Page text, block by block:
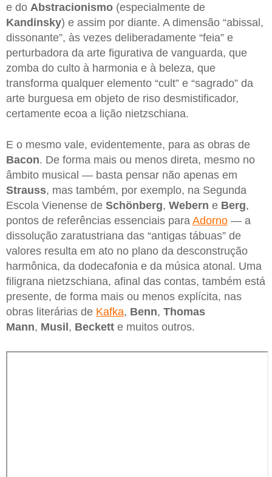
e do Abstracionismo (especialmente de
Kandinsky) e assim por diante. A dimensão “abissal,
dissonante”, às vezes deliberadamente “feia” e
perturbadora da arte figurativa de vanguarda, que
zomba do culto à harmonia e à beleza, que
transforma qualquer elemento “cult” e “sagrado” da
arte burguesa em objeto de riso desmistificador,
certamente ecoa a lição nietzschiana.
E o mesmo vale, evidentemente, para as obras de
Bacon. De forma mais ou menos direta, mesmo no
âmbito musical — basta pensar não apenas em
Strauss, mas também, por exemplo, na Segunda
Escola Vienense de Schönberg, Webern e Berg,
pontos de referências essenciais para Adorno — a
dissolução zaratustriana das “antigas tábuas” de
valores resulta em ato no plano da desconstrução
harmônica, da dodecafonia e da música atonal. Uma
filigrana nietzschiana, afinal das contas, também está
presente, de forma mais ou menos explícita, nas
obras literárias de Kafka, Benn, Thomas
Mann, Musil , Beckett e muitos outros.